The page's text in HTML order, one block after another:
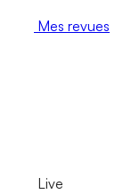
Mes revues
Live